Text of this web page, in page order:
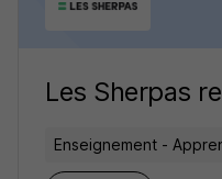
Les Sherpas
Enseignement -